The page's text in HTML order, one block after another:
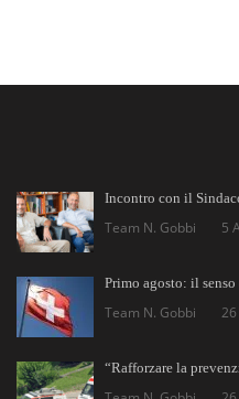
Incontro con il
Team N. Gobbi 5
Primo agosto: il
Team N. Gobbi
“Rafforzare la